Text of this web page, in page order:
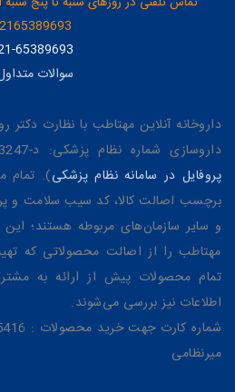
65389693
سوالات
داروخانه آنلاین مهتاطب با نظارت دکتر
داروسازی شماره نظام پزشکی: د-3247، فعالیت می‌کند. (
پروفایل در سامانه نظام پزشکی). تمام
برچسب اصالت کالا، کد سیب سلامت و
و سایر سازمان‌های مربوطه هستند؛
مهتاطب را از اصالت محصولاتی که
تمام محصولات پیش از ارائه به
اطلاعات نیز بررسی می‌شوند.
میرنظامی